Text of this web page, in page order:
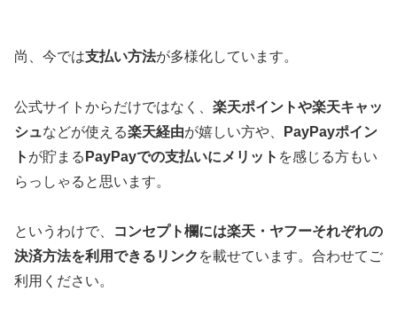
尚、今では支払い方法が多様化しています。
公式サイトからだけではなく、 楽天ポイントや楽天キャッ
シュなどが使える楽天経由が嬉しい方や、
PayPayポイン
ト が貯まる PayPayでの支払いにメリット を感じる方もい
らっしゃると思います。
というわけで、
コンセプト欄には楽天・ヤフーそれぞれの
決済方法を利用できるリンク を載せています。合わせてご
利用ください。